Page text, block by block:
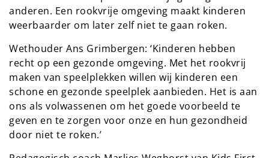
anderen. Een rookvrije omgeving maakt kinderen
weerbaarder om later zelf niet te gaan roken.
Wethouder Ans Grimbergen: ‘Kinderen hebben
recht op een gezonde omgeving. Met het rookvrij
maken van speelplekken willen wij kinderen een
schone en gezonde speelplek aanbieden. Het is aan
ons als volwassenen om het goede voorbeeld te
geven en te zorgen voor onze en hun gezondheid
door niet te roken.’